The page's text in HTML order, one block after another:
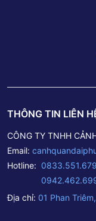
THÔNG TIN LIÊN
CÔNG TY TNHH
Email:
Hotline: 0833.551.679
Địa chỉ: 01 Phan